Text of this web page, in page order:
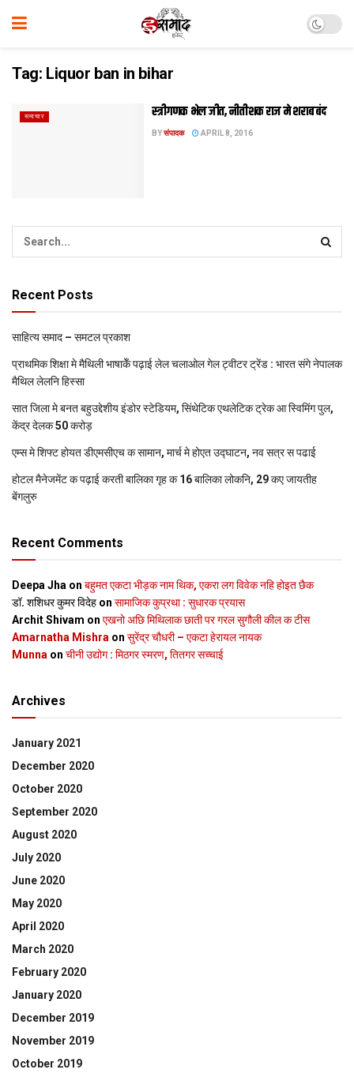
Tag: Liquor ban in bihar
समाचार स्त्रीगणक भेल जीत, नीतीशक राज मे शराब बंद
BYसंपादक APRIL 8, 2016
Recent Posts
साहित्य समाद – समटल प्रकाश
प्राथमिक शि‍क्षा मे मैथि‍ली भाषाकेँ पढ़ाई लेल चलाओल गेल ट्वीटर ट्रेंड : भारत संगे नेपालक
मैथिल लेलनि हिस्सा
सात जिला मे बनत बहुउद्देशीय इंडोर स्‍टेडि‍यम, सिंथेटिक एथलेटिक ट्रेक आ स्विमिंग पुल,
केंद्र देलक 50 करोड़
एम्स मे शिफ्ट होयत डीएमसीएच क सामान, मार्च मे होएत उद्घाटन, नव सत्र स पढाई
होटल मैनेजमेंट क पढ़ाई करती बालिका गृह क 16 बालिका लोकनि, 29 कए जायतीह
बेंगलुरु
Recent Comments
Deepa Jha on बहुमत एकटा भीड़क नाम थिक, एकरा लग विवेक नहि होइत छैक
डॉ. शशिधर कुमर विदेह on सामाजिक कुप्रथा : सुधारक प्रयास
Archit Shivam on एखनो अछि मिथिलाक छाती पर गरल सुगौली कील क टीस
Amarnatha Mishra on सुरेंद्र चौधरी – एकटा हेरायल नायक
Munna on चीनी उद्योग : मिठगर स्‍मरण, तितगर सच्‍चाई
Archives
January 2021
December 2020
October 2020
September 2020
August 2020
July 2020
June 2020
May 2020
April 2020
March 2020
February 2020
January 2020
December 2019
November 2019
October 2019